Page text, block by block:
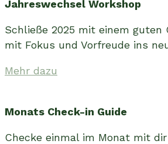
Jahreswechsel Workshop
Schließe 2025 mit einem guten
mit Fokus und Vorfreude ins
Mehr dazu
Monats Check-in Guide
Checke einmal im Monat mit